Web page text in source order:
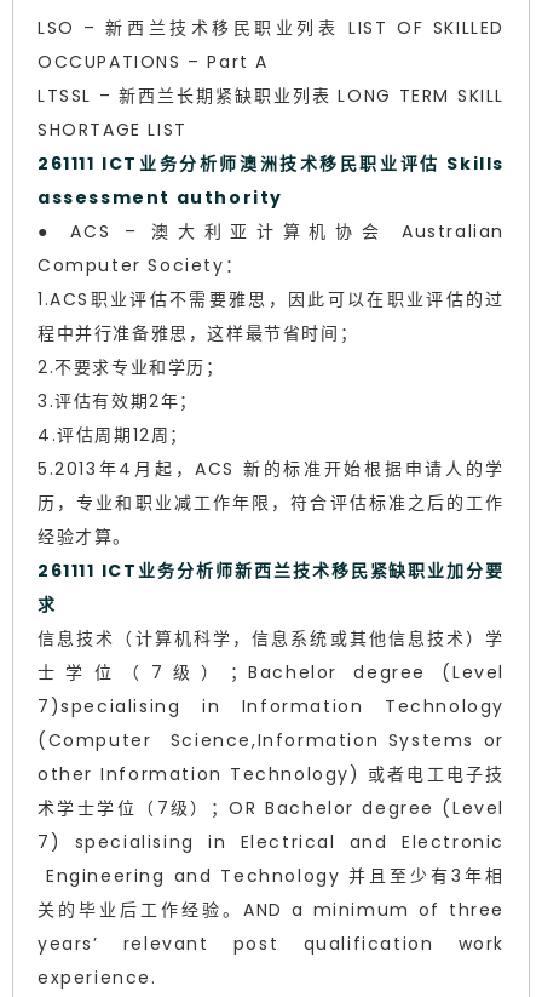
LSO – 新西兰技术移民职业列表 LIST OF SKILLED
OCCUPATIONS – Part A
LTSSL – 新西兰长期紧缺职业列表 LONG TERM SKILL
SHORTAGE LIST
261111 ICT业务分析师澳洲技术移民职业评估 Skills
assessment authority
● ACS – 澳大利亚计算机协会 Australian
Computer Society：
1.ACS职业评估不需要雅思，因此可以在职业评估的过
程中并行准备雅思，这样最节省时间；
2.不要求专业和学历；
3.评估有效期2年；
4.评估周期12周；
5.2013年4月起，ACS 新的标准开始根据申请人的学
历，专业和职业减工作年限，符合评估标准之后的工作
经验才算。
261111 ICT业务分析师新西兰技术移民紧缺职业加分要
求
信息技术（计算机科学，信息系统或其他信息技术）学
士学位（7级）；Bachelor degree (Level
7)specialising in Information Technology
(Computer Science,Information Systems or
other Information Technology) 或者电工电子技
术学士学位（7级）；OR Bachelor degree (Level
7) specialising in Electrical and Electronic
Engineering and Technology 并且至少有3年相
关的毕业后工作经验。AND a minimum of three
years’ relevant post qualification work
experience.